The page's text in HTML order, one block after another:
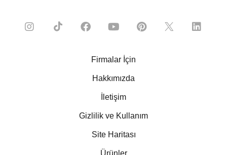
Firmalar İçin
Hakkımızda
İletişim
Gizlilik ve Kullanım
Site Haritası
Ürünler